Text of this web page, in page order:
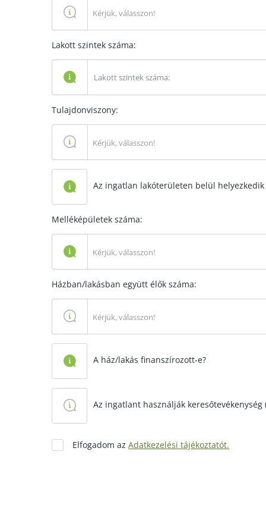
Kérjük, válasszon!
Lakott szintek száma:
Tulajdonviszony:
Kérjük, válasszon!
Az ingatlan lakóterületen belül helyezkedik
Melléképületek száma:
Kérjük, válasszon!
Házban/lakásban együtt élők száma:
Kérjük, válasszon!
A ház/lakás finanszírozott-e?
Az ingatlant használják keresőtevékenység
Elfogadom az Adatkezelési tájékoztatót.